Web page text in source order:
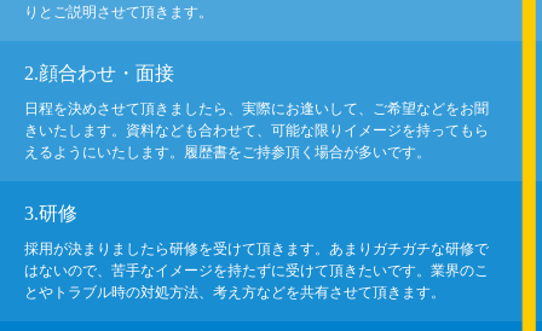
りとご説明させて頂きます。
2.顔合わせ・面接
日程を決めさせて頂きましたら、実際にお逢いして、ご希望などをお聞
きいたします。資料なども合わせて、可能な限りイメージを持ってもら
えるようにいたします。履歴書をご持参頂く場合が多いです。
3.研修
採用が決まりましたら研修を受けて頂きます。あまりガチガチな研修で
はないので、苦手なイメージを持たずに受けて頂きたいです。業界のこ
とやトラブル時の対処方法、考え方などを共有させて頂きます。